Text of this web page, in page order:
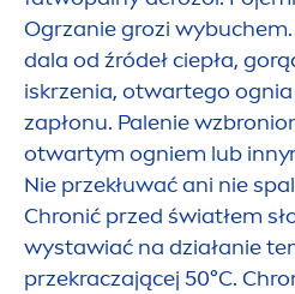
Ogrzanie grozi
dala od źródeł ciepła,
iskrzenia, otwartego ognia
zapłonu. Palenie
otwartym ogniem lub
Nie przekłuwać ani nie
Chronić przed światłem
wystawiać na działanie
przekraczającej 50°C.